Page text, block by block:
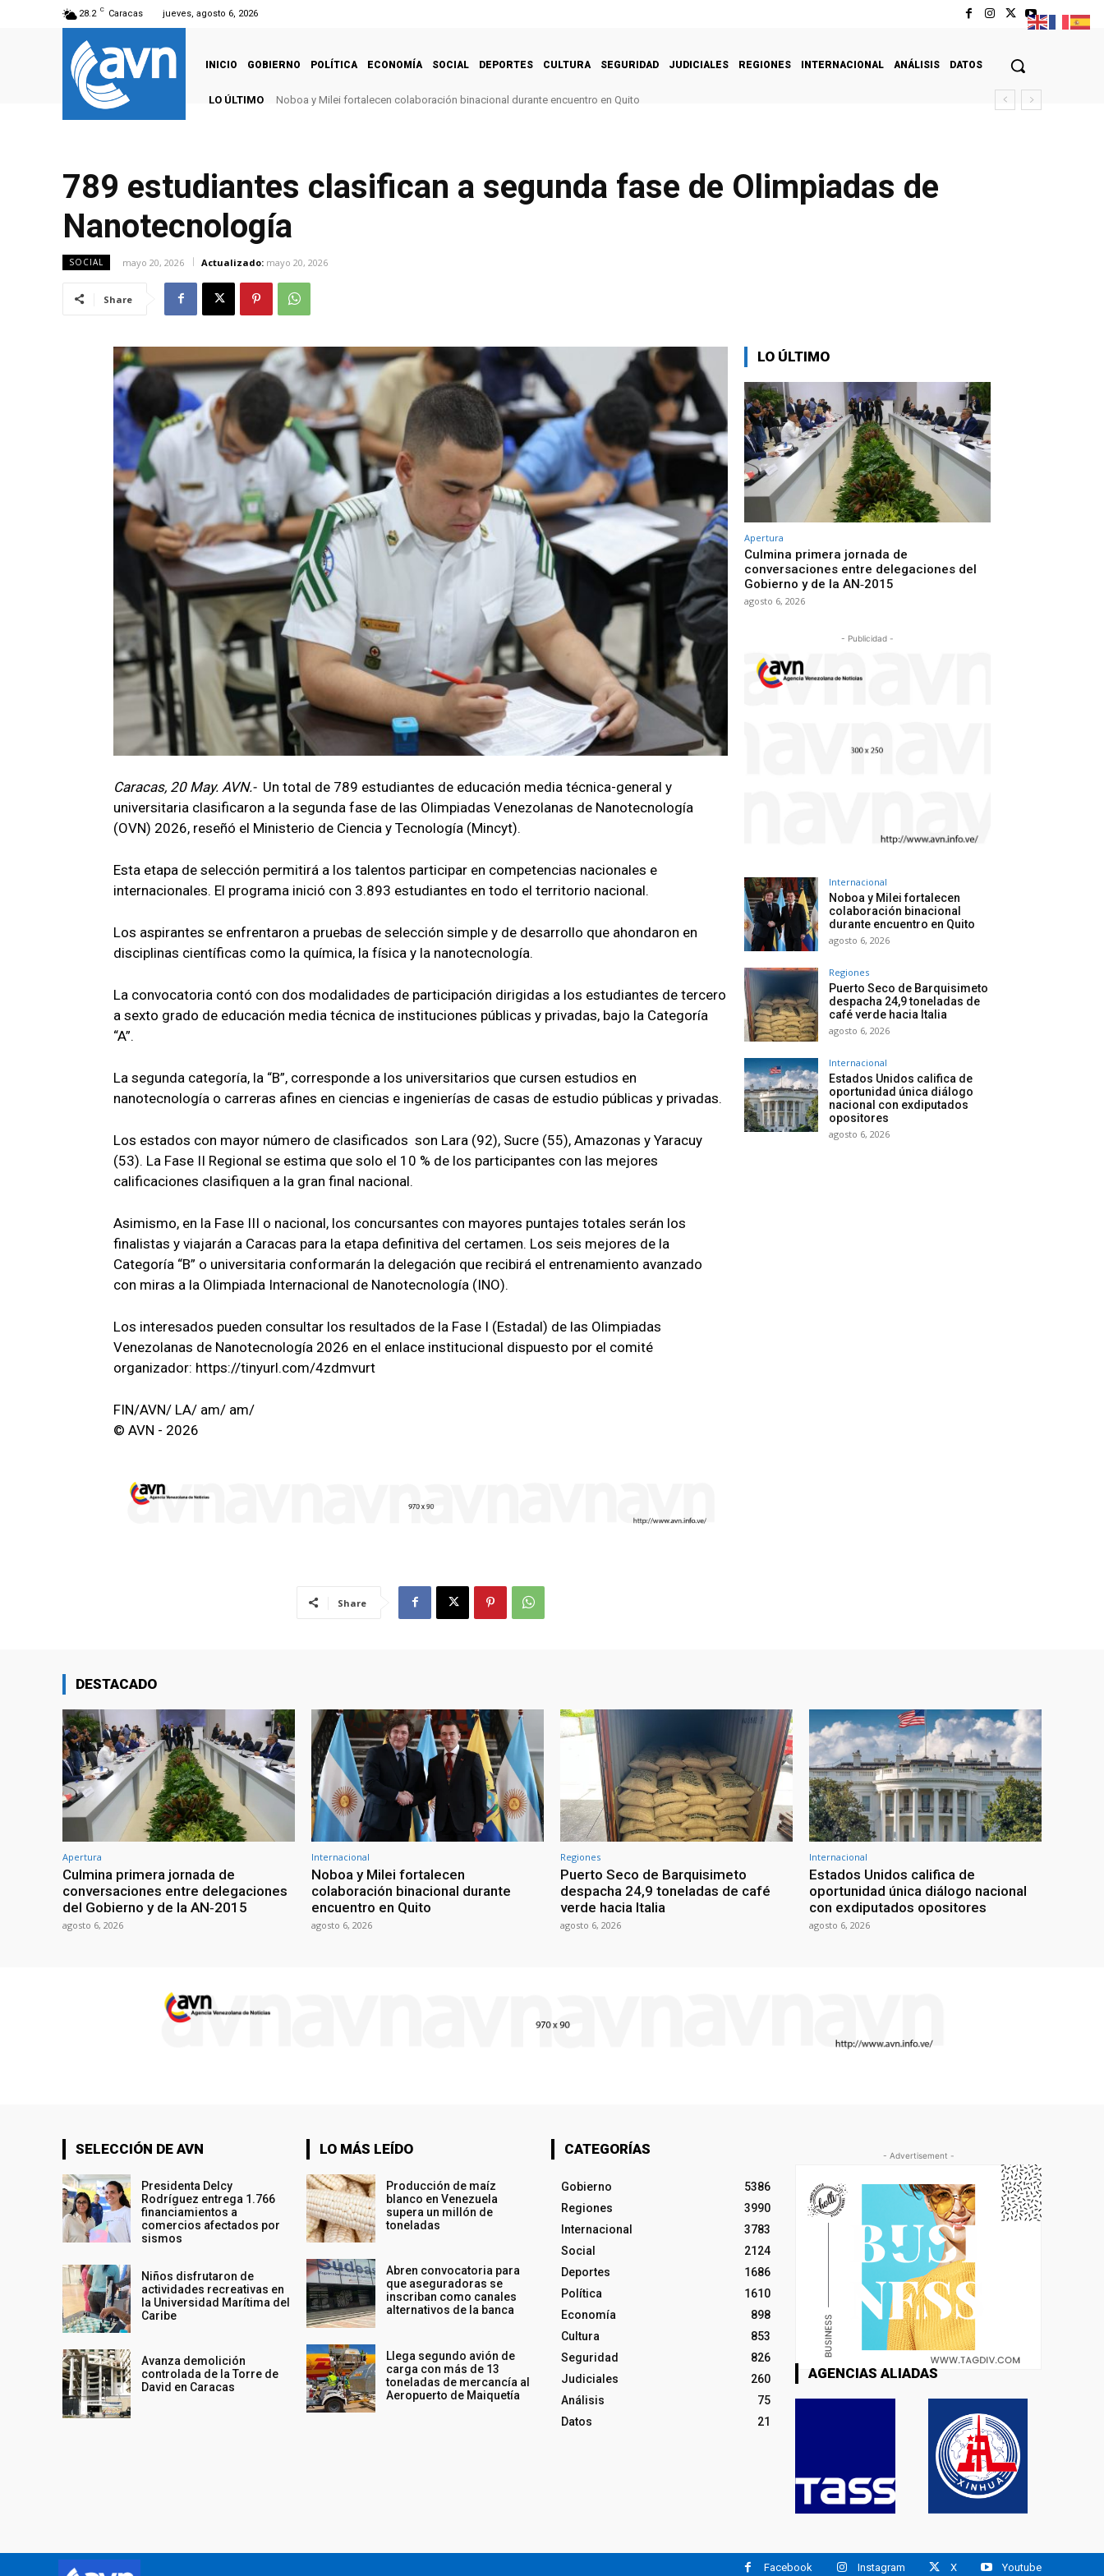
28.2 C Caracas jueves, agosto 6, 2026
INICIO GOBIERNO POLÍTICA ECONOMÍA SOCIAL DEPORTES CULTURA SEGURIDAD JUDICIALES REGIONES INTERNACIONAL ANÁLISIS DATOS
LO ÚLTIMO Noboa y Milei fortalecen colaboración binacional durante encuentro en Quito
789 estudiantes clasifican a segunda fase de Olimpiadas de
Nanotecnología
SOCIAL mayo 20, 2026 Actualizado: mayo 20, 2026
Share
Caracas, 20 May. AVN.- Un total de 789 estudiantes de educación media técnica-general y
universitaria clasificaron a la segunda fase de las Olimpiadas Venezolanas de Nanotecnología
(OVN) 2026, reseñó el Ministerio de Ciencia y Tecnología (Mincyt).
Esta etapa de selección permitirá a los talentos participar en competencias nacionales e
internacionales. El programa inició con 3.893 estudiantes en todo el territorio nacional.
Los aspirantes se enfrentaron a pruebas de selección simple y de desarrollo que ahondaron en
disciplinas científicas como la química, la física y la nanotecnología.
La convocatoria contó con dos modalidades de participación dirigidas a los estudiantes de tercero
a sexto grado de educación media técnica de instituciones públicas y privadas, bajo la Categoría
“A”.
La segunda categoría, la “B”, corresponde a los universitarios que cursen estudios en
nanotecnología o carreras afines en ciencias e ingenierías de casas de estudio públicas y privadas.
Los estados con mayor número de clasificados son Lara (92), Sucre (55), Amazonas y Yaracuy
(53). La Fase II Regional se estima que solo el 10 % de los participantes con las mejores
calificaciones clasifiquen a la gran final nacional.
Asimismo, en la Fase III o nacional, los concursantes con mayores puntajes totales serán los
finalistas y viajarán a Caracas para la etapa definitiva del certamen. Los seis mejores de la
Categoría “B” o universitaria conformarán la delegación que recibirá el entrenamiento avanzado
con miras a la Olimpiada Internacional de Nanotecnología (INO).
Los interesados pueden consultar los resultados de la Fase I (Estadal) de las Olimpiadas
Venezolanas de Nanotecnología 2026 en el enlace institucional dispuesto por el comité
organizador: https://tinyurl.com/4zdmvurt
FIN/AVN/ LA/ am/ am/
© AVN - 2026
Share
LO ÚLTIMO
Apertura
Culmina primera jornada de
conversaciones entre delegaciones del
Gobierno y de la AN‑2015
agosto 6, 2026
- Publicidad -
Internacional
Noboa y Milei fortalecen
colaboración binacional
durante encuentro en Quito
agosto 6, 2026
Regiones
Puerto Seco de Barquisimeto
despacha 24,9 toneladas de
café verde hacia Italia
agosto 6, 2026
Internacional
Estados Unidos califica de
oportunidad única diálogo
nacional con exdiputados
opositores
agosto 6, 2026
DESTACADO
Apertura
Culmina primera jornada de
conversaciones entre delegaciones
del Gobierno y de la AN‑2015
agosto 6, 2026
Internacional
Noboa y Milei fortalecen
colaboración binacional durante
encuentro en Quito
agosto 6, 2026
Regiones
Puerto Seco de Barquisimeto
despacha 24,9 toneladas de café
verde hacia Italia
agosto 6, 2026
Internacional
Estados Unidos califica de
oportunidad única diálogo nacional
con exdiputados opositores
agosto 6, 2026
SELECCIÓN DE AVN
Presidenta Delcy
Rodríguez entrega 1.766
financiamientos a
comercios afectados por
sismos
Niños disfrutaron de
actividades recreativas en
la Universidad Marítima del
Caribe
Avanza demolición
controlada de la Torre de
David en Caracas
LO MÁS LEÍDO
Producción de maíz
blanco en Venezuela
supera un millón de
toneladas
Abren convocatoria para
que aseguradoras se
inscriban como canales
alternativos de la banca
Llega segundo avión de
carga con más de 13
toneladas de mercancía al
Aeropuerto de Maiquetía
CATEGORÍAS
Gobierno
5386
Regiones
3990
Internacional
3783
Social
2124
Deportes
1686
Política
1610
Economía
898
Cultura
853
Seguridad
826
Judiciales
260
Análisis
75
Datos
21
- Advertisement -
AGENCIAS ALIADAS
Facebook Instagram X Youtube